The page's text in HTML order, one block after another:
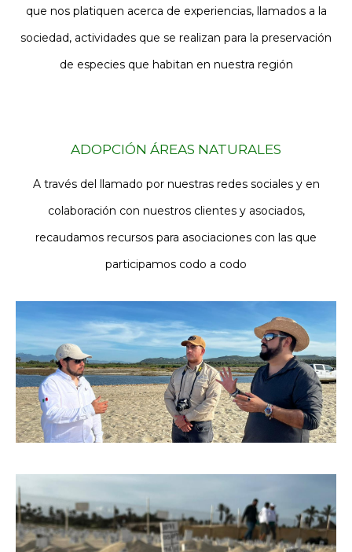
que nos platiquen acerca de experiencias, llamados a la
sociedad, actividades que se realizan para la preservación
de especies que habitan en nuestra región
ADOPCIÓN ÁREAS NATURALES
A través del llamado por nuestras redes sociales y en
colaboración con nuestros clientes y asociados,
recaudamos recursos para asociaciones con las que
participamos codo a codo